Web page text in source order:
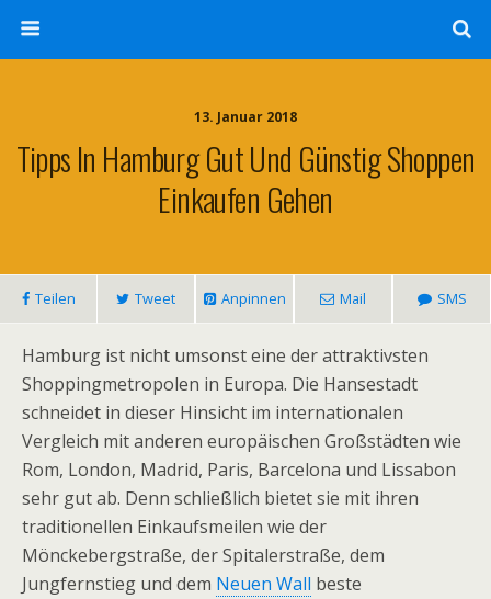
13. Januar 2018
Tipps In Hamburg Gut Und Günstig Shoppen
Einkaufen Gehen
Teilen Tweet Anpinnen Mail SMS
Hamburg ist nicht umsonst eine der attraktivsten
Shoppingmetropolen in Europa. Die Hansestadt
schneidet in dieser Hinsicht im internationalen
Vergleich mit anderen europäischen Großstädten wie
Rom, London, Madrid, Paris, Barcelona und Lissabon
sehr gut ab. Denn schließlich bietet sie mit ihren
traditionellen Einkaufsmeilen wie der
Mönckebergstraße, der Spitalerstraße, dem
Jungfernstieg und dem Neuen Wall beste